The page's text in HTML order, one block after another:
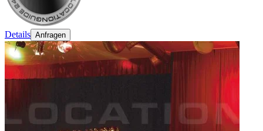
Details Anfragen